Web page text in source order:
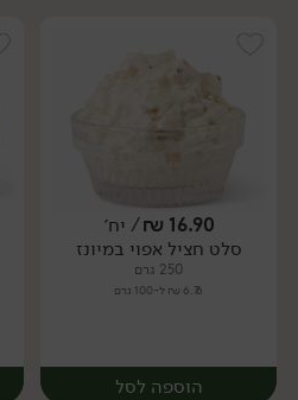
יח׳
16.90
₪/ יח׳
סלט חציל אפוי במיונז
250 גרם
6.76 ₪ ל-100 גרם
הוספה לסל